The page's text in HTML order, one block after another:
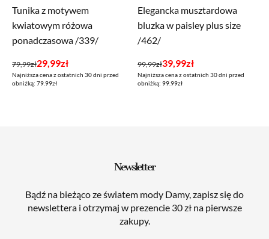
Tunika z motywem
kwiatowym różowa
ponadczasowa /339/
79,99zł
Pierwotna
cena
29,99zł
Aktualna
cena
Najniższa cena z ostatnich 30 dni przed
obniżką: 79.99zł
Elegancka musztardowa
bluzka w paisley plus size
/462/
99,99zł
Pierwotna
cena
39,99zł
Aktualna
cena
Najniższa cena z ostatnich 30 dni przed
obniżką: 99.99zł
Newsletter
Bądź na bieżąco ze światem mody Damy, zapisz się do
newslettera i otrzymaj w prezencie 30 zł na pierwsze
zakupy.